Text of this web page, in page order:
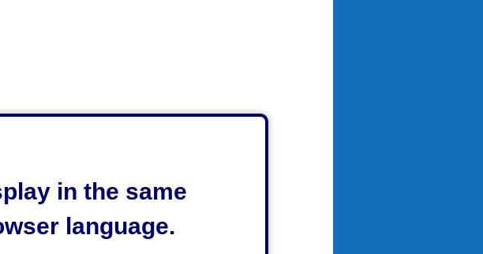
in the same
language.